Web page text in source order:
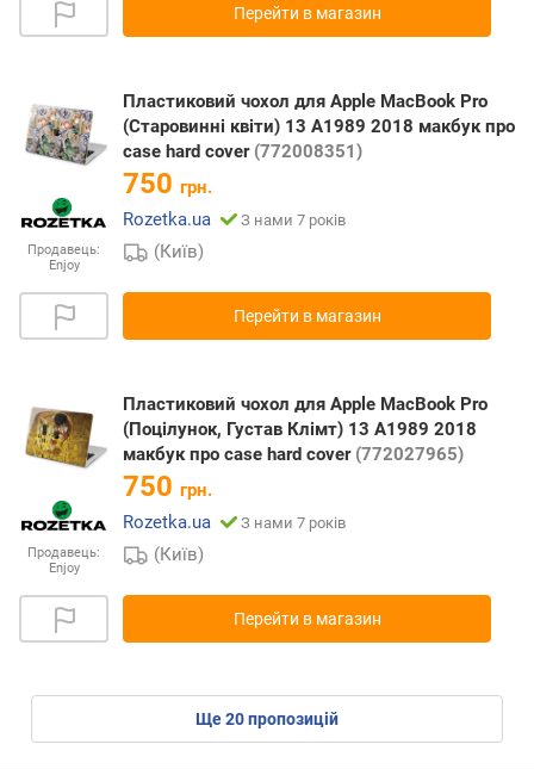
Перейти в магазин
Продавець:
Enjoy
Пластиковий чохол для Apple MacBook Pro
(Старовинні квіти) 13 A1989 2018 макбук про
case hard cover (772008351)
750 грн.
Rozetka.ua
З нами 7 років
(Київ)
Перейти в магазин
Продавець:
Enjoy
Пластиковий чохол для Apple MacBook Pro
(Поцілунок, Густав Клімт) 13 A1989 2018
макбук про case hard cover (772027965)
750 грн.
Rozetka.ua
З нами 7 років
(Київ)
Перейти в магазин
ще20пропозицій